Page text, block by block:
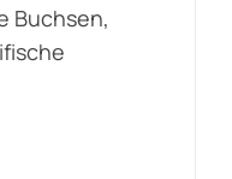
Buchsen,